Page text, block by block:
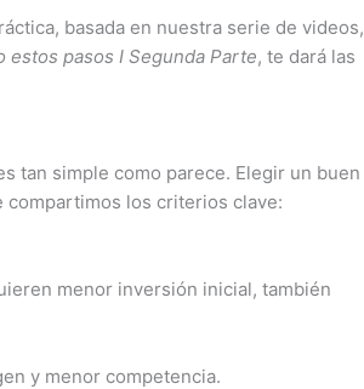
basada en nuestra serie de videos,
pasos I Segunda Parte, te dará las
tan simple como parece. Elegir un buen
compartimos los criterios clave:
menor inversión inicial, también
y menor competencia.